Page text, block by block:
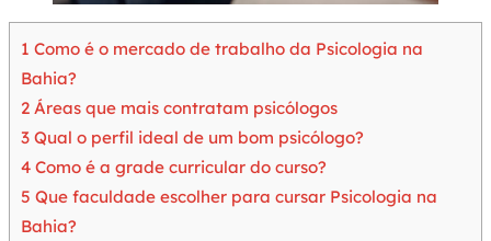
1 Como é o mercado de trabalho da Psicologia na
Bahia?
2 Áreas que mais contratam psicólogos
3 Qual o perfil ideal de um bom psicólogo?
4 Como é a grade curricular do curso?
5 Que faculdade escolher para cursar Psicologia na
Bahia?